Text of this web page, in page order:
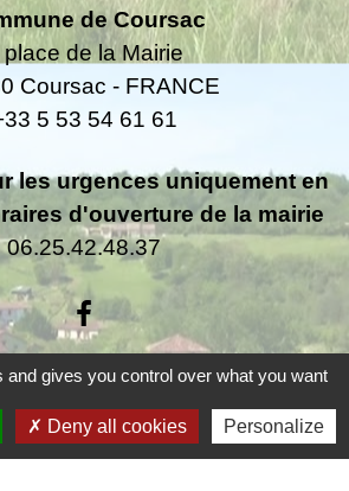
de Coursac
place de la Mairie
Coursac - FRANCE
5 53 54 61 61
les urgences uniquement en
d'ouverture de la mairie
06.25.42.48.37
Liens
gives you control over what you want
Deny all cookies Personalize